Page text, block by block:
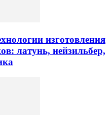
изготовления
латунь, нейзильбер,